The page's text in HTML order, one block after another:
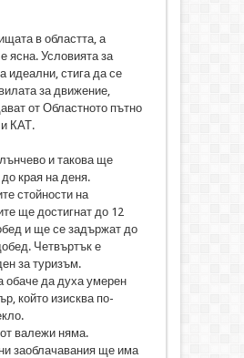
в областта, а
ясна. Условията за
идеални, стига да се
за движение,
от Областното пътно
КАТ.
и такова ще
края на деня.
стойности на
ще достигнат до 12
и ще се задържат до
Четвъртък е
за туризъм.
обаче да духа умерен
който изисква по-
валежи няма.
заоблачавания ще има